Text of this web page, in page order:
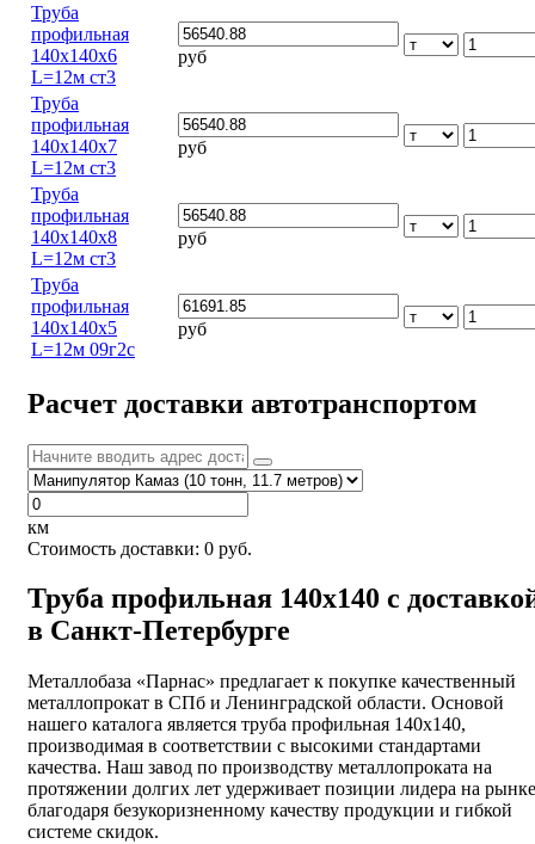
Труба
профильная
140х140х6
L=12м ст3
руб
Труба
профильная
140х140х7
L=12м ст3
руб
Труба
профильная
140х140х8
L=12м ст3
руб
Труба
профильная
140х140х5
L=12м 09г2с
руб
Расчет доставки автотранспортом
км
Стоимость доставки: 0 руб.
Труба профильная 140х140 с
в Санкт-Петербурге
Металлобаза «Парнас» предлагает к покупке качественный
металлопрокат в СПб и Ленинградской области. Основой
нашего каталога является труба профильная 140х140,
производимая в соответствии с высокими стандартами
качества. Наш завод по производству металлопроката на
протяжении долгих лет удерживает позиции лидера на
благодаря безукоризненному качеству продукции и гибкой
системе скидок.